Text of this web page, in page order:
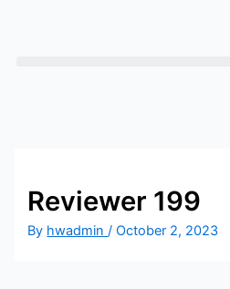
Reviewer 199
By hwadmin/October 2, 2023